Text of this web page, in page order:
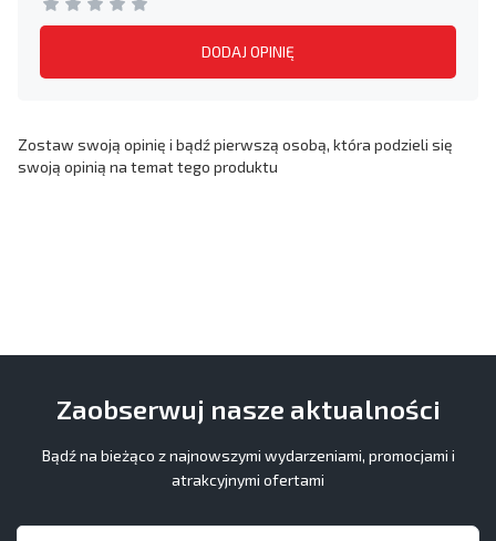
DODAJ OPINIĘ
Zostaw swoją opinię i bądź pierwszą osobą, która podzieli się
swoją opinią na temat tego produktu
Zaobserwuj nasze aktualności
Bądź na bieżąco z najnowszymi wydarzeniami, promocjami i
atrakcyjnymi ofertami